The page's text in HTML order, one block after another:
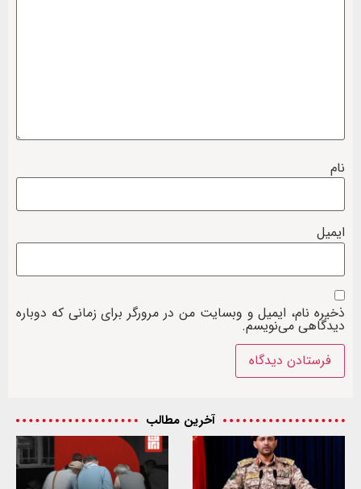
نام
ایمیل
ذخیره نام، ایمیل و وبسایت من در مرورگر برای زمانی که دوباره
دیدگاهی می‌نویسم.
آخرین مطالب